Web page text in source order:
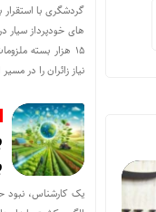
گردشگری با
های خودپرداز سیار
۱۵ هزار بسته
نیاز زائران را در
یک کارشناس، نبود